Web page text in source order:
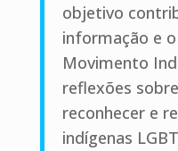
objetivo
informação e
Movimento
reflexões
reconhecer e
indígenas